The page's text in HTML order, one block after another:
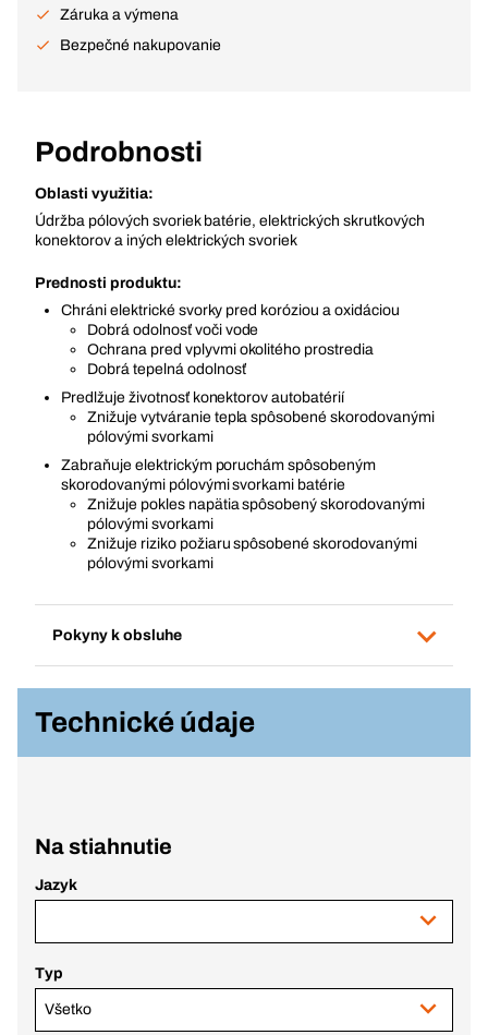
Záruka a výmena
Bezpečné nakupovanie
Podrobnosti
Oblasti využitia:
Údržba pólových svoriek batérie, elektrických skrutkových
konektorov a iných elektrických svoriek
Prednosti produktu:
Chráni elektrické svorky pred koróziou a oxidáciou
Dobrá odolnosť voči vode
Ochrana pred vplyvmi okolitého prostredia
Dobrá tepelná odolnosť
Predlžuje životnosť konektorov autobatérií
Znižuje vytváranie tepla spôsobené skorodovanými
pólovými svorkami
Zabraňuje elektrickým poruchám spôsobeným
skorodovanými pólovými svorkami batérie
Znižuje pokles napätia spôsobený skorodovanými
pólovými svorkami
Znižuje riziko požiaru spôsobené skorodovanými
pólovými svorkami
Pokyny k obsluhe
Technické údaje
Na stiahnutie
Jazyk
Typ
Všetko